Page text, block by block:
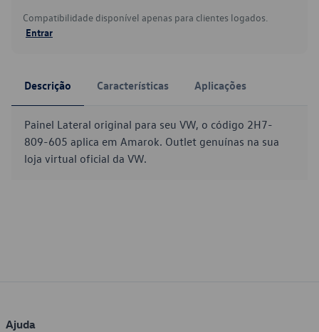
Compatibilidade disponível apenas para clientes logados.
Entrar
Descrição Características Aplicações
Painel Lateral original para seu VW, o código 2H7-
809-605 aplica em Amarok. Outlet genuínas na sua
loja virtual oficial da VW.
Ajuda